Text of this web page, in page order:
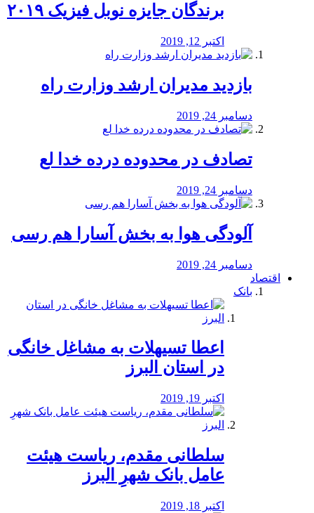
برندگان جایزه نوبل فیزیک ۲۰۱۹
اکتبر 12, 2019
بازدید مدیران ارشد وزارت راه
دسامبر 24, 2019
تصادف در محدوده درده خدا لع
دسامبر 24, 2019
آلودگی هوا به بخش آسارا هم رسی
دسامبر 24, 2019
اقتصاد
بانک
️اعطا تسیهلات به مشاغل خانگی
در استان البرز
اکتبر 19, 2019
سلطانی مقدم، ریاست هیئت
عامل بانک شهرِ البرز
اکتبر 18, 2019